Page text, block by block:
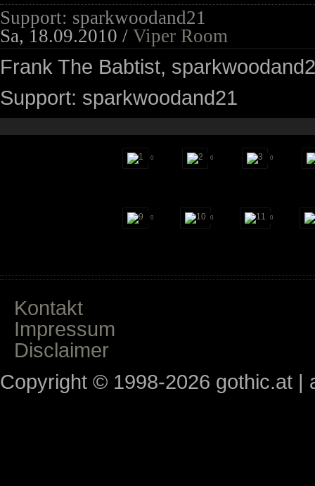
Support: sparkwoodand21
Sa, 18.09.2010 / Viper Room
Frank The Babtist,
Support: sparkwoodand21
0 0 0
0 0 0
Kontakt
Impressum
Disclaimer
Copyright © 1998-2026 gothic.at |